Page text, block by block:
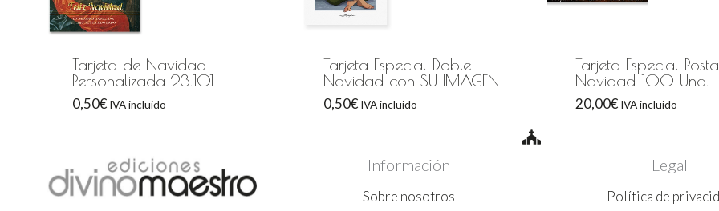
Tarjeta de Navidad
Personalizada 23.101
0,50€ IVA incluido
Tarjeta Especial Doble
Navidad con SU IMAGEN
0,50€ IVA incluido
Tarjeta Especial
Navidad 100 Und.
20,00€ IVA incluido
Información
Sobre nosotros
Legal
Política de